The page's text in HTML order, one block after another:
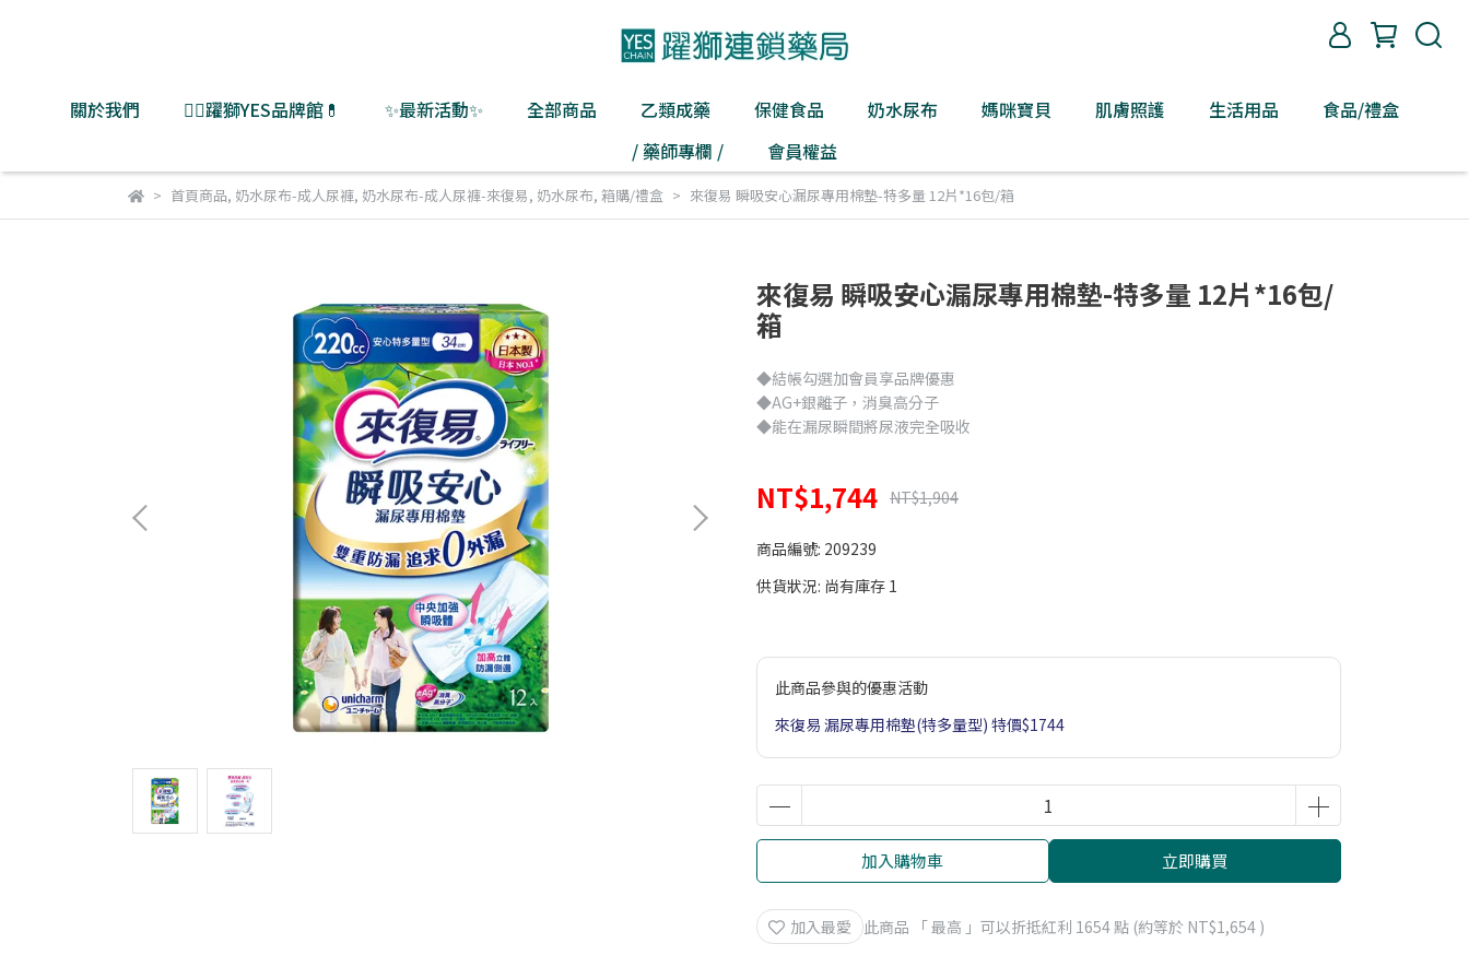
關於我們 👨‍⚕️躍獅YES品牌館💊 ✨最新活動✨ 全部商品 乙類成藥 保健食品 奶水尿布 媽咪寶貝 肌膚照護 生活用品
食品/禮盒
/ 藥師專欄 /
會員權益
首頁商品, 奶水尿布-成人尿褲, 奶水尿布-成人尿褲-來復易, 奶水尿布, 箱購/禮盒 來復易 瞬吸安心漏尿專用棉墊-特多量 12片*16包/箱
來復易 瞬吸安心漏尿專用棉墊-特多量 12片*16包/
箱
◆結帳勾選加會員享品牌優惠
◆AG+銀離子，消臭高分子
◆能在漏尿瞬間將尿液完全吸收
NT$1,744 NT$1,904
商品編號: 209239
供貨狀況: 尚有庫存 1
此商品參與的優惠活動
來復易 漏尿專用棉墊(特多量型) 特價$1744
加入購物車 立即購買
加入最愛 此商品 「 最高 」可以折抵紅利 1654點 (約等於 NT$1,654 )